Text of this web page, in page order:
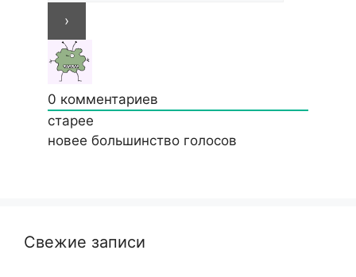
0 комментариев
старее
новее большинство голосов
Свежие записи